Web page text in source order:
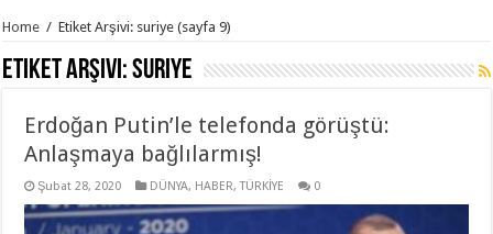
Home / Etiket Arşivi: suriye (sayfa 9)
Etiket Arşivi:suriye
Erdoğan Putin’le telefonda görüştü:
Anlaşmaya bağlılarmış!
Şubat 28, 2020 DÜNYA, HABER,TÜRKİYE 0